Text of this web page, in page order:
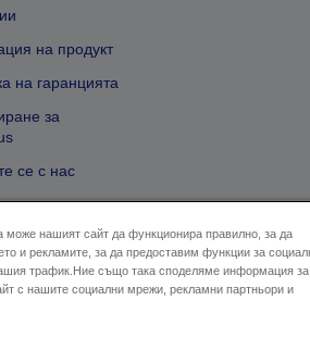
на продукт
на гаранцията
за
се с нас
на търговец
Адрес на продавача
може нашият сайт да функционира правилно, за да
и рекламите, за да предоставим функции за
трафик.Ние също така споделяме информация за
с нашите социални мрежи, рекламни партньори и